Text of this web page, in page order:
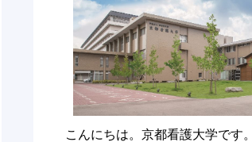
こんにちは。京都看護大学です。